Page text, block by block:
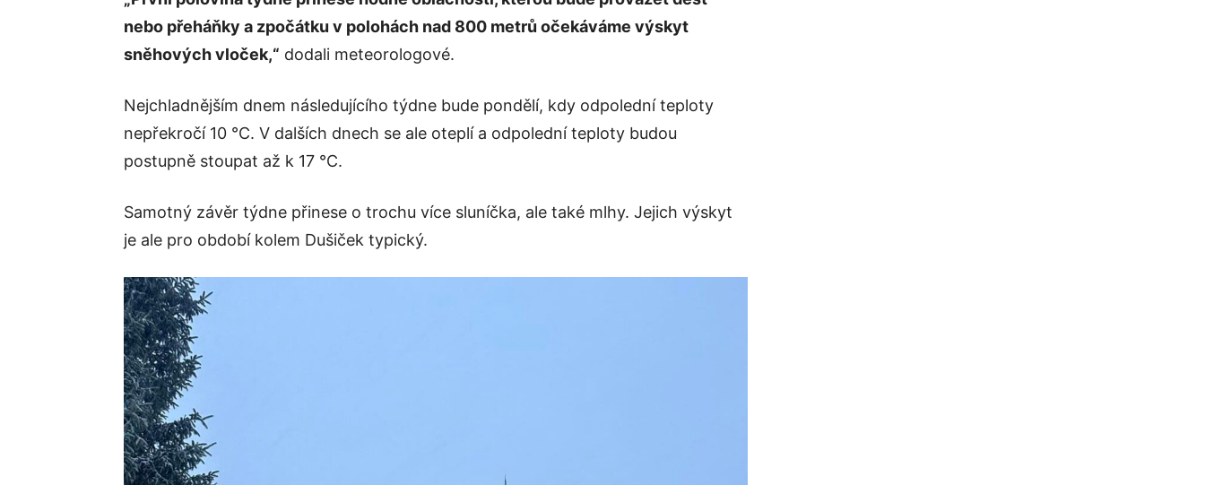
nebo přeháňky a zpočátku v polohách nad 800 metrů očekáváme výskyt
sněhových vloček,“ dodali meteorologové.
Nejchladnějším dnem následujícího týdne bude pondělí, kdy odpolední teploty
nepřekročí 10 °C. V dalších dnech se ale oteplí a odpolední teploty budou
postupně stoupat až k 17 °C.
Samotný závěr týdne přinese o trochu více sluníčka, ale také mlhy. Jejich výskyt
je ale pro období kolem Dušiček typický.